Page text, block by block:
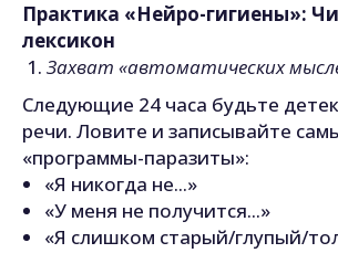
Практика «Нейро-гигиены»:
лексикон
Захват «автоматических
Следующие 24 часа будьте
речи. Ловите и записывайте
«программы-паразиты»:
«Я никогда не...»
«У меня не получится...»
«Я слишком старый/глупый/